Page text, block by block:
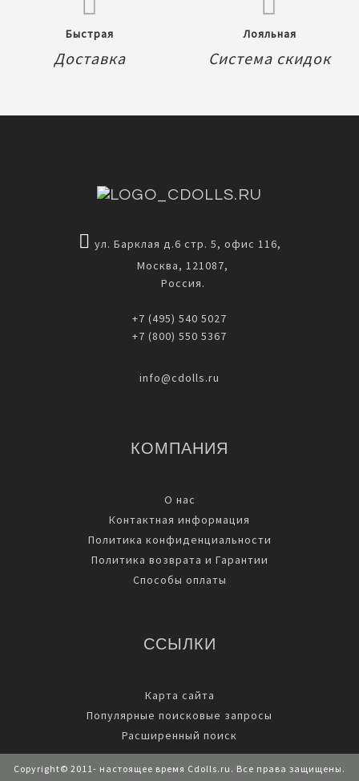
Быстрая
Доставка
Лояльная
Система скидок
ул. Барклая д.6 стр. 5, офис 116,
Москва, 121087,
Россия.
+7 (495) 540 5027
+7 (800) 550 5367
info@cdolls.ru
КОМПАНИЯ
О нас
Контактная информация
Политика конфиденциальности
Политика возврата и Гарантии
Способы оплаты
ССЫЛКИ
Карта сайта
Популярные поисковые запросы
Расширенный поиск
Copyright© 2011- настоящее время Cdolls.ru. Все права защищены.